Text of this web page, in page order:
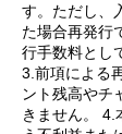
す。ただし、
た場合再発行
行手数料とし
3.前項による
ント残高やチ
きません。 4.